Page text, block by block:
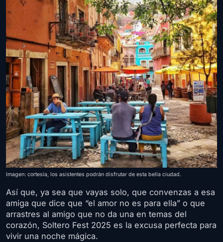
Imagen: cortesía, los asistentes podrán disfrutar de esta bella ciudad.
Así que, ya sea que vayas solo, que convenzas a esa
amiga que dice que “el amor no es para ella” o que
arrastres al amigo que no da una en temas del
corazón, Soltero Fest 2025 es la excusa perfecta para
vivir una noche mágica.